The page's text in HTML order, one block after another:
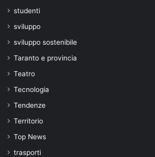
studenti
sviluppo
sviluppo sostenibile
Taranto e provincia
Teatro
Tecnologia
Tendenze
Territorio
Top News
trasporti